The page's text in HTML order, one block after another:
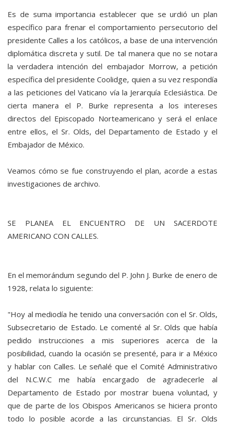
Es de suma importancia establecer que se urdió un plan
específico para frenar el comportamiento persecutorio del
presidente Calles a los católicos, a base de una intervención
diplomática discreta y sutil. De tal manera que no se notara
la verdadera intención del embajador Morrow, a petición
específica del presidente Coolidge, quien a su vez respondía
a las peticiones del Vaticano vía la Jerarquía Eclesiástica. De
cierta manera el P. Burke representa a los intereses
directos del Episcopado Norteamericano y será el enlace
entre ellos, el Sr. Olds, del Departamento de Estado y el
Embajador de México.
Veamos cómo se fue construyendo el plan, acorde a estas
investigaciones de archivo.
SE PLANEA EL ENCUENTRO DE UN SACERDOTE
AMERICANO CON CALLES.
En el memorándum segundo del P. John J. Burke de enero de
1928, relata lo siguiente:
"Hoy al mediodía he tenido una conversación con el Sr. Olds,
Subsecretario de Estado. Le comenté al Sr. Olds que había
pedido instrucciones a mis superiores acerca de la
posibilidad, cuando la ocasión se presenté, para ir a México
y hablar con Calles. Le señalé que el Comité Administrativo
del N.C.W.C me había encargado de agradecerle al
Departamento de Estado por mostrar buena voluntad, y
que de parte de los Obispos Americanos se hiciera pronto
todo lo posible acorde a las circunstancias. El Sr. Olds